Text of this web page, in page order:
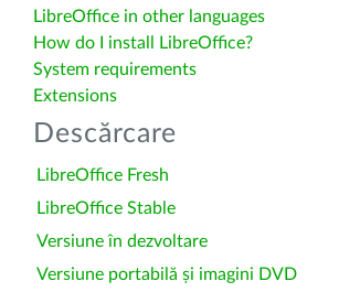
LibreOffice in other languages
How do I install LibreOffice?
System requirements
Extensions
Descărcare
LibreOffice Fresh
LibreOffice Stable
Versiune în dezvoltare
Versiune portabilă și imagini DVD